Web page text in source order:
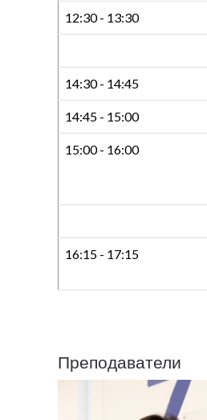
12:30 - 13:30
14:30 - 14:45
14:45 - 15:00
15:00 - 16:00
16:15 - 17:15
Преподаватели